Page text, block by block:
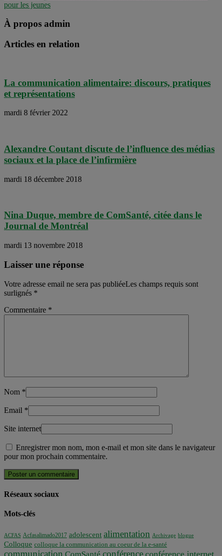
pour les jeunes
À propos admin
Articles en relation
La communication alimentaire: discours, pratiques
et représentations
mardi 8 février 2022
Alexandre Coutant discute de l’influence des médias
sociaux et la place de l’infirmière
mardi 18 décembre 2018
Nina Duque, membre de ComSanté, citée dans le
Journal de Montréal
mardi 13 novembre 2018
Laisser une réponse
Votre adresse email ne sera pas publiéeLes champs requis sont
surlignés *
Commentaire *
Nom *
Email *
Site internet
Enregistrer mon nom, mon e-mail et mon site dans le navigateur
pour mon prochain commentaire.
Réseaux sociaux
Mots-clés
ACFAS Acfasalimado2017 adolescent alimentation Archivage blogue
Colloque colloque la communication au coeur de la e-santé